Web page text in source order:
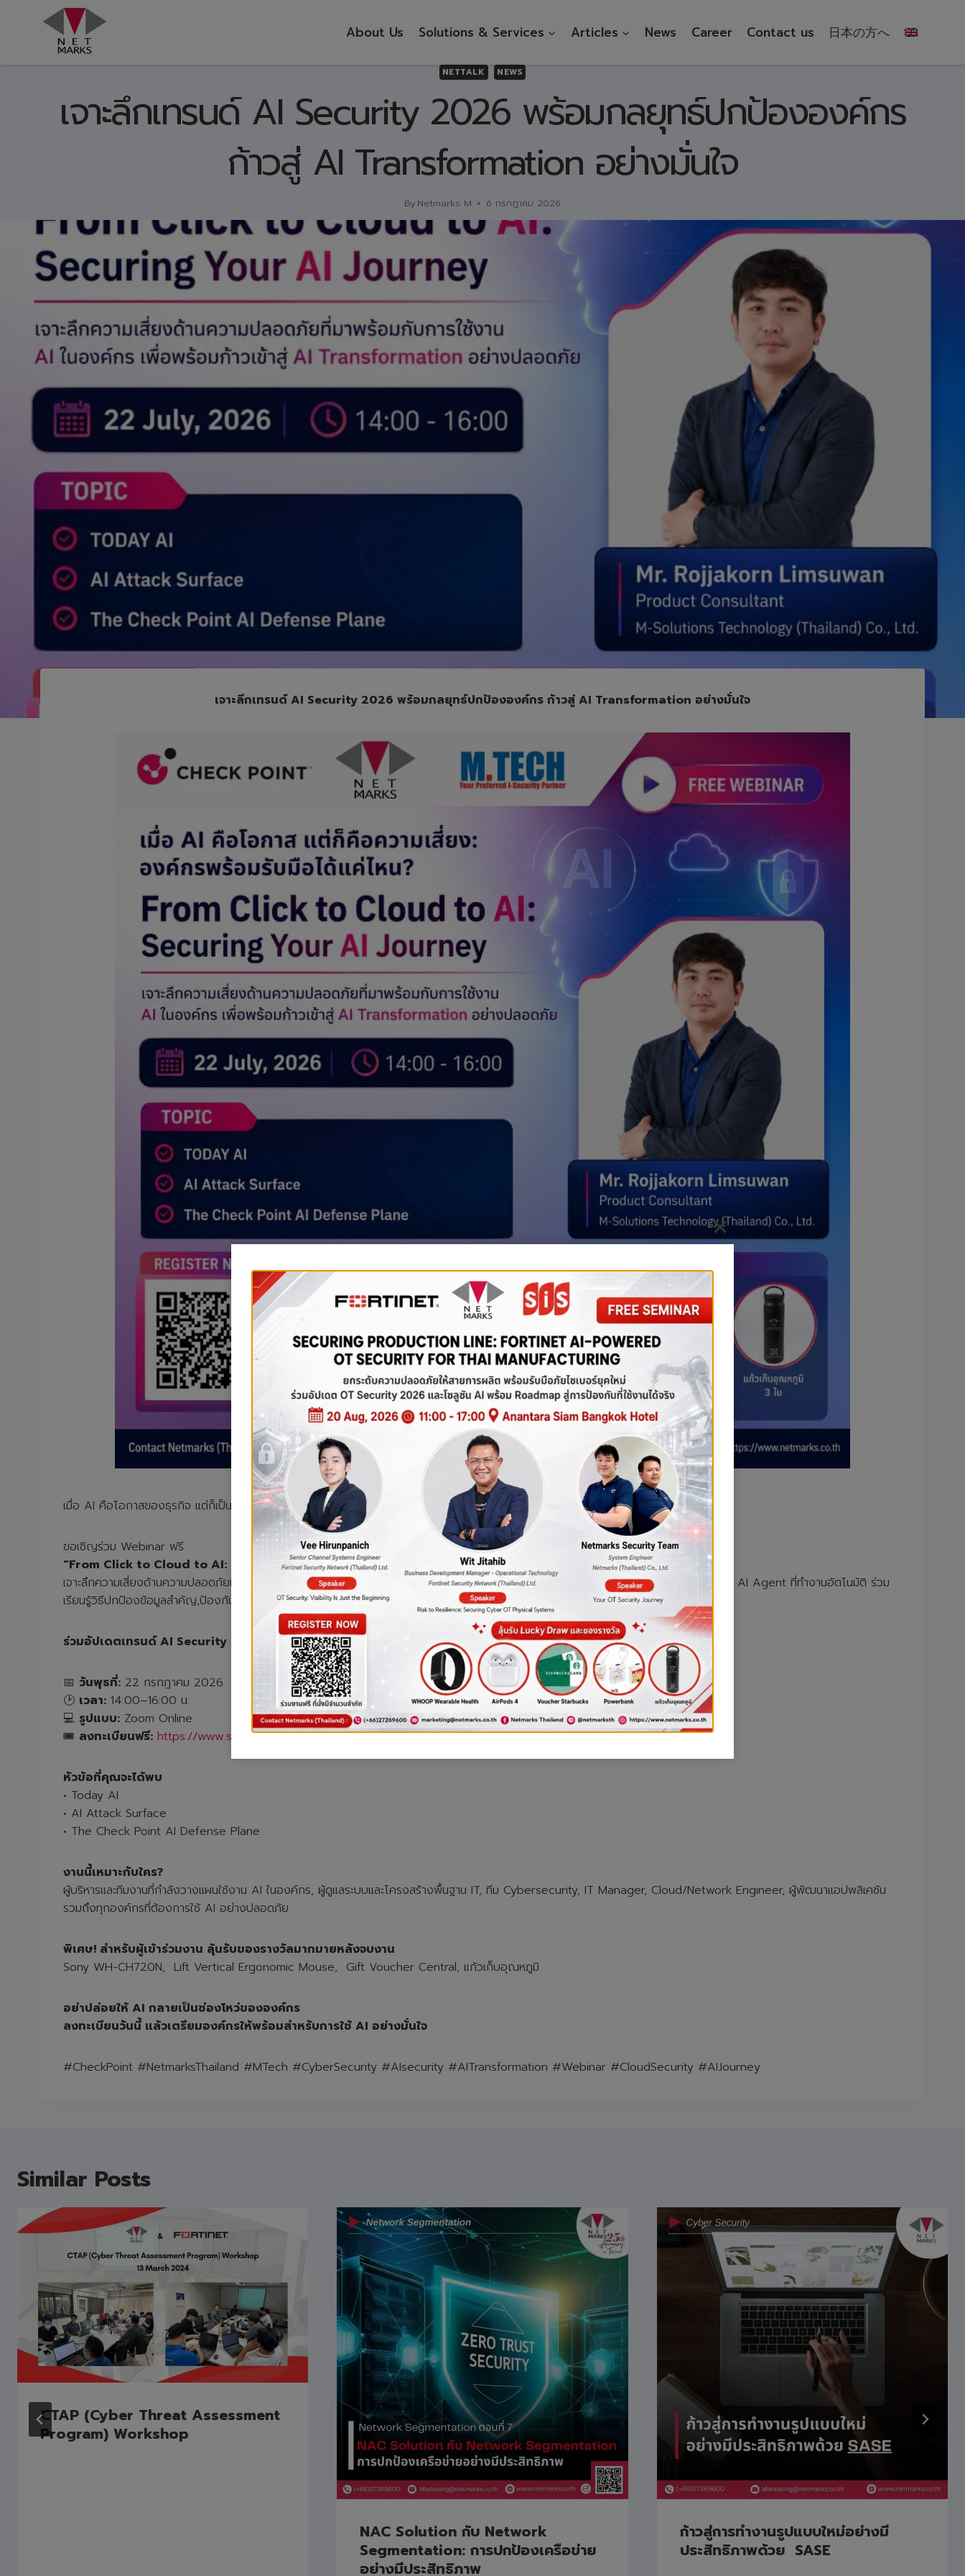
About Us Solutions & Services Articles News Career Contact us 日本の方へ
NETTALK NEWS
เจาะลึกเทรนด์ AI Security 2026 พร้อมกลยุทธ์ปกป้ององค์กร
ก้าวสู่ AI Transformation อย่างมั่นใจ
By Netmarks M 6 กรกฎาคม 2026
เจาะลึกเทรนด์ AI Security 2026 พร้อมกลยุทธ์ปกป้ององค์กร ก้าวสู่ AI Transformation อย่างมั่นใจ
เมื่อ AI คือโอกาสของธุรกิจ แต่ก็เป็นความเสี่ยงรูปแบบใหม่ที่องค์กรต้องเตรียมรับมือ
ขอเชิญร่วม Webinar ฟรี
“From Click to Cloud to AI: Securing Your AI Journey”
เจาะลึกความเสี่ยงด้านความปลอดภัยที่มาพร้อมกับการใช้งาน AI ในองค์กร ตั้งแต่การใช้งานของพนักงาน แอปพลิเคชันที่ขับเคลื่อนด้วย AI ไปจนถึง AI Agent ที่ทำงานอัตโนมัติ ร่วม
เรียนรู้วิธีปกป้องข้อมูลสำคัญ,ป้องกันการโจมตีผ่านคำสั่งแอบแฝงใน AI และลดความเสี่ยงจาก AI Agent
ร่วมอัปเดตเทรนด์ AI Security และเรียนรู้แนวทางปกป้ององค์กร เพื่อช่วยให้คุณก้าวเข้าสู่ AI Transformation อย่างปลอดภัย
📅 วันพุธที่: 22 กรกฎาคม 2026
🕑 เวลา: 14:00–16:00 น.
💻 รูปแบบ: Zoom Online
🎟️ ลงทะเบียนฟรี: https://www.surveymonkey.com/r/webinarAIsecurity
หัวข้อที่คุณจะได้พบ
• Today AI
• AI Attack Surface
• The Check Point AI Defense Plane
งานนี้เหมาะกับใคร?
ผู้บริหารและทีมงานที่กำลังวางแผนใช้งาน AI ในองค์กร, ผู้ดูแลระบบและโครงสร้างพื้นฐาน IT, ทีม Cybersecurity, IT Manager, Cloud/Network Engineer, ผู้พัฒนาแอปพลิเคชัน
รวมถึงทุกองค์กรที่ต้องการใช้ AI อย่างปลอดภัย
พิเศษ! สำหรับผู้เข้าร่วมงาน ลุ้นรับของรางวัลมากมายหลังจบงาน
Sony WH-CH720N, Lift Vertical Ergonomic Mouse, Gift Voucher Central, แก้วเก็บอุณหภูมิ
อย่าปล่อยให้ AI กลายเป็นช่องโหว่ขององค์กร
ลงทะเบียนวันนี้ แล้วเตรียมองค์กรให้พร้อมสำหรับการใช้ AI อย่างมั่นใจ
#CheckPoint #NetmarksThailand #MTech #CyberSecurity #AIsecurity #AITransformation #Webinar #CloudSecurity #AIJourney
Similar Posts
CTAP (Cyber Threat Assessment
Program) Workshop
NAC Solution กับ Network
Segmentation: การปกป้องเครือข่าย
อย่างมีประสิทธิภาพ
ก้าวสู่การทำงานรูปแบบใหม่อย่างมี
ประสิทธิภาพด้วย SASE